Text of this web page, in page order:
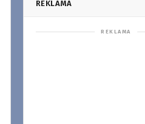
REKLAMA